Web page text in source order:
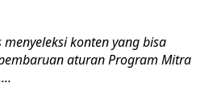
menyeleksi konten yang bisa
aturan Program Mitra